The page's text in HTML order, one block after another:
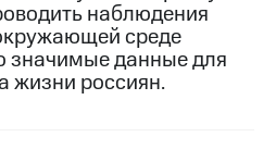
наблюдения
среде
значимые данные для
жизни россиян.